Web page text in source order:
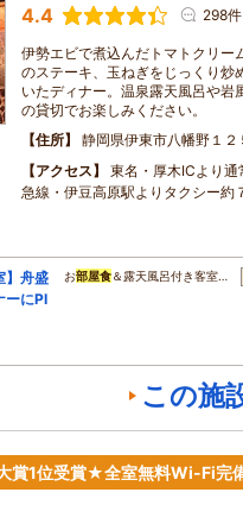
4.4 298件
伊勢エビで煮込んだトマトクリー
のステーキ、玉ねぎをじっくり炒
いたディナー。温泉露天風呂や岩
の貸切でお楽しみください。
住所
静岡県伊東市八幡野１２
アクセス
東名・厚木ICより
急線・伊豆高原駅よりタクシー約
】舟盛
ーにPI
お部屋食＆露天風呂付き客室…
この施
賞1位受賞★全室無料Wi-Fi完